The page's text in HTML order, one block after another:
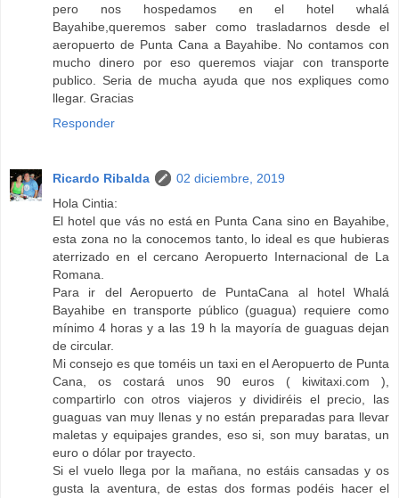
pero nos hospedamos en el hotel whalá
Bayahibe,queremos saber como trasladarnos desde el
aeropuerto de Punta Cana a Bayahibe. No contamos con
mucho dinero por eso queremos viajar con transporte
publico. Seria de mucha ayuda que nos expliques como
llegar. Gracias
Responder
Ricardo Ribalda
02 diciembre, 2019
Hola Cintia:
El hotel que vás no está en Punta Cana sino en Bayahibe,
esta zona no la conocemos tanto, lo ideal es que hubieras
aterrizado en el cercano Aeropuerto Internacional de La
Romana.
Para ir del Aeropuerto de PuntaCana al hotel Whalá
Bayahibe en transporte público (guagua) requiere como
mínimo 4 horas y a las 19 h la mayoría de guaguas dejan
de circular.
Mi consejo es que toméis un taxi en el Aeropuerto de Punta
Cana, os costará unos 90 euros ( kiwitaxi.com ),
compartirlo con otros viajeros y dividiréis el precio, las
guaguas van muy llenas y no están preparadas para llevar
maletas y equipajes grandes, eso si, son muy baratas, un
euro o dólar por trayecto.
Si el vuelo llega por la mañana, no estáis cansadas y os
gusta la aventura, de estas dos formas podéis hacer el